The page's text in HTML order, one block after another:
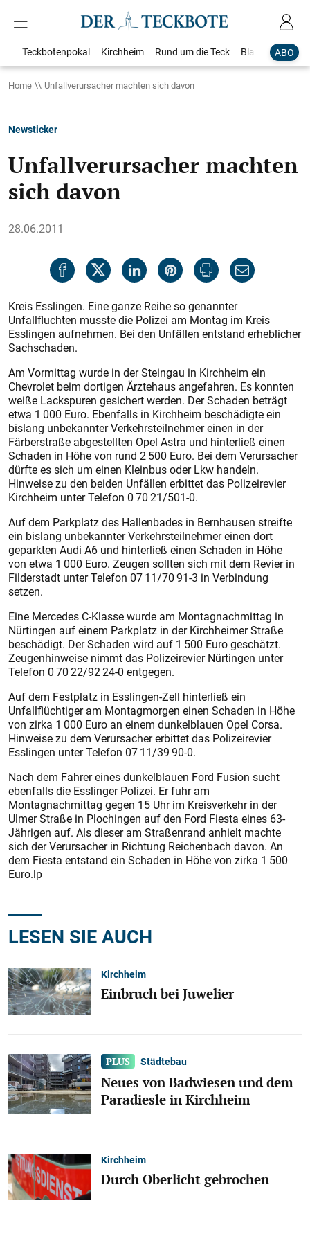
ABO
Teckbotenpokal Kirchheim Rund um die Teck Blaulicht
Home Unfallverursacher machten sich davon
Newsticker
Unfallverursacher machten
sich davon
28.06.2011
Kreis Esslingen. Eine ganze Reihe so genannter
Unfallfluchten musste die Polizei am Montag im Kreis
Esslingen aufnehmen. Bei den Unfällen entstand erheblicher
Sachschaden.
Am Vormittag wurde in der Steingau in Kirchheim ein
Chevrolet beim dortigen Ärztehaus angefahren. Es konnten
weiße Lackspuren gesichert werden. Der Schaden beträgt
etwa 1 000 Euro. Ebenfalls in Kirchheim beschädigte ein
bislang unbekannter Verkehrsteilnehmer einen in der
Färberstraße abgestellten Opel Astra und hinterließ einen
Schaden in Höhe von rund 2 500 Euro. Bei dem Verursacher
dürfte es sich um einen Kleinbus oder Lkw handeln.
Hinweise zu den beiden Unfällen erbittet das Polizeirevier
Kirchheim unter Telefon 0 70 21/501-0.
Auf dem Parkplatz des Hallenbades in Bernhausen streifte
ein bislang unbekannter Verkehrsteilnehmer einen dort
geparkten Audi A6 und hinterließ einen Schaden in Höhe
von etwa 1 000 Euro. Zeugen sollten sich mit dem Revier in
Filderstadt unter Telefon 07 11/70 91-3 in Verbindung
setzen.
Eine Mercedes C-Klasse wurde am Montagnachmittag in
Nürtingen auf einem Parkplatz in der Kirchheimer Straße
beschädigt. Der Schaden wird auf 1 500 Euro geschätzt.
Zeugenhinweise nimmt das Polizeirevier Nürtingen unter
Telefon 0 70 22/92 24-0 entgegen.
Auf dem Festplatz in Esslingen-Zell hinterließ ein
Unfallflüchtiger am Montagmorgen einen Schaden in Höhe
von zirka 1 000 Euro an einem dunkelblauen Opel Corsa.
Hinweise zu dem Verursacher erbittet das Polizeirevier
Esslingen unter Telefon 07 11/39 90-0.
Nach dem Fahrer eines dunkelblauen Ford Fusion sucht
ebenfalls die Esslinger Polizei. Er fuhr am
Montagnachmittag gegen 15 Uhr im Kreisverkehr in der
Ulmer Straße in Plochingen auf den Ford Fiesta eines 63-
Jährigen auf. Als dieser am Straßenrand anhielt machte
sich der Verursacher in Richtung Reichenbach davon. An
dem Fiesta entstand ein Schaden in Höhe von zirka 1 500
Euro.lp
LESEN SIE AUCH
Kirchheim
Einbruch bei Juwelier
Städtebau
Neues von Badwiesen und dem
Paradiesle in Kirchheim
Kirchheim
Durch Oberlicht gebrochen